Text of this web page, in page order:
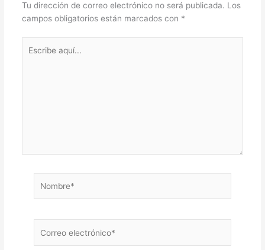
Tu dirección de correo electrónico no será publicada. Los
campos obligatorios están marcados con *
aquí...
electrónico*